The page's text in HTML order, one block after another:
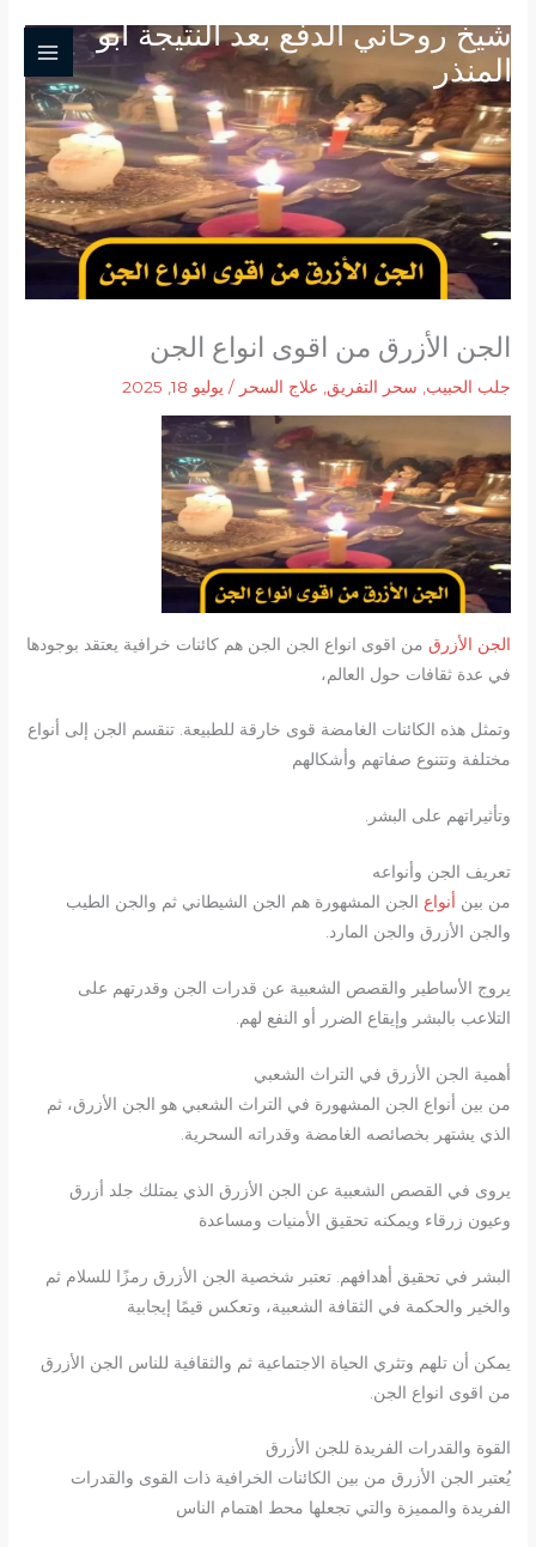
المحتوى
شيخ روحاني الدفع بعد النتيجة ابو
المنذر
الجن الأزرق من اقوى انواع الجن
جلب الحبيب, سحر التفريق, علاج السحر / يوليو 18, 2025
الجن الأزرق من اقوى انواع الجن الجن هم كائنات خرافية يعتقد بوجودها
في عدة ثقافات حول العالم،
وتمثل هذه الكائنات الغامضة قوى خارقة للطبيعة. تنقسم الجن إلى أنواع
مختلفة وتتنوع صفاتهم وأشكالهم
وتأثيراتهم على البشر.
تعريف الجن وأنواعه
من بين أنواع الجن المشهورة هم الجن الشيطاني ثم والجن الطيب
والجن الأزرق والجن المارد.
يروج الأساطير والقصص الشعبية عن قدرات الجن وقدرتهم على
التلاعب بالبشر وإيقاع الضرر أو النفع لهم.
أهمية الجن الأزرق في التراث الشعبي
من بين أنواع الجن المشهورة في التراث الشعبي هو الجن الأزرق، ثم
الذي يشتهر بخصائصه الغامضة وقدراته السحرية.
يروى في القصص الشعبية عن الجن الأزرق الذي يمتلك جلد أزرق
وعيون زرقاء ويمكنه تحقيق الأمنيات ومساعدة
البشر في تحقيق أهدافهم. تعتبر شخصية الجن الأزرق رمزًا للسلام ثم
والخير والحكمة في الثقافة الشعبية، وتعكس قيمًا إيجابية
يمكن أن تلهم وتثري الحياة الاجتماعية ثم والثقافية للناس الجن الأزرق
من اقوى انواع الجن.
القوة والقدرات الفريدة للجن الأزرق
يُعتبر الجن الأزرق من بين الكائنات الخرافية ذات القوى والقدرات
الفريدة والمميزة والتي تجعلها محط اهتمام الناس